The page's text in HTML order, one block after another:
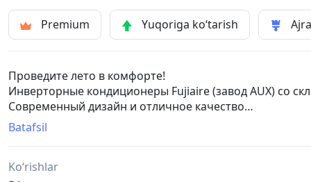
Premium Yuqoriga ko‘tarish
Проведите лето в комфорте!
Инверторные кондиционеры Fujiaire (завод AUX) со
Современный дизайн и отличное качество
Официальная гарантия!
До 25 кв.м - 285у.е
Batafsil
Ko‘rishlar